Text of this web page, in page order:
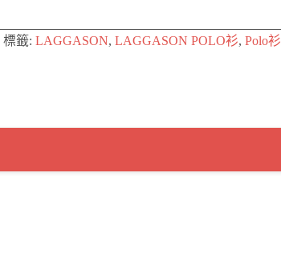
標籤: LAGGASON, LAGGASON POLO衫, Polo衫